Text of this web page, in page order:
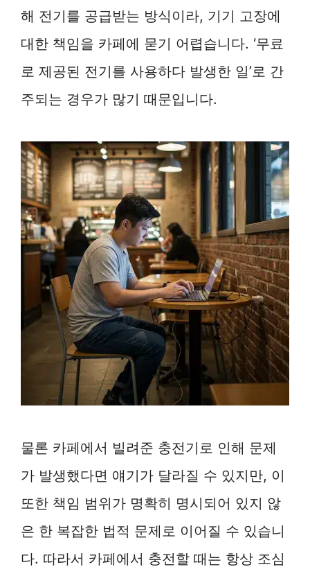
해 전기를 공급받는 방식이라, 기기 고장에
대한 책임을 카페에 묻기 어렵습니다. ‘무료
로 제공된 전기를 사용하다 발생한 일’로 간
주되는 경우가 많기 때문입니다.
물론 카페에서 빌려준 충전기로 인해 문제
가 발생했다면 얘기가 달라질 수 있지만, 이
또한 책임 범위가 명확히 명시되어 있지 않
은 한 복잡한 법적 문제로 이어질 수 있습니
다. 따라서 카페에서 충전할 때는 항상 조심